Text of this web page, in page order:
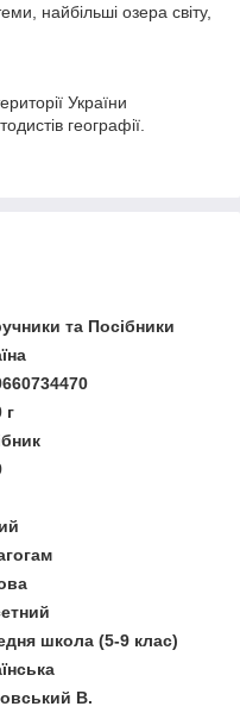
найбільші озера світу,
України
географії.
та Посібники
г
школа (5-9 клас)
В.